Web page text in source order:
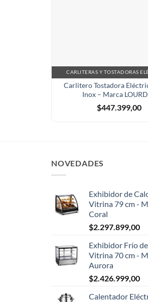
CARLITERAS Y TOSTADORAS
Carlitero Tostadora
Inox – Marca
$447.399,00
NOVEDADES
Exhibidor de
Vitrina 79 cm -
Coral
$2.297.899,00
Exhibidor Frío
Vitrina 70 cm -
Aurora
$2.426.999,00
Calentador